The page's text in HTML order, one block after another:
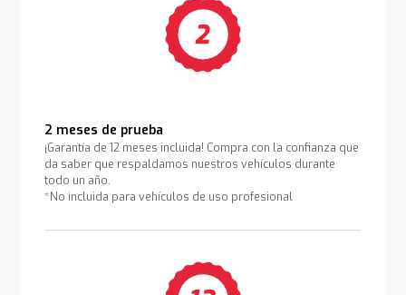
2 meses de prueba
¡Garantía de 12 meses incluida! Compra con la confianza que
da saber que respaldamos nuestros vehículos durante
todo un año.
*No incluida para vehículos de uso profesional